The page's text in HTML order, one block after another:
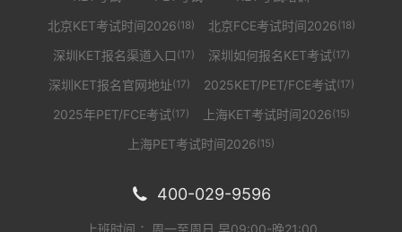
北京KET考试时间2026(18) 北京FCE考试时间2026(18)
深圳KET报名渠道入口 (17) 深圳如何报名KET考试(17)
深圳KET报名官网地址(17) 2025KET/PET/FCE考试(17)
2025年PET/FCE考试(17) 上海KET考试时间2026(15)
上海PET考试时间2026(15)
 400-029-9596
上班时间 ：周一至周日 早09:00-晚21:00